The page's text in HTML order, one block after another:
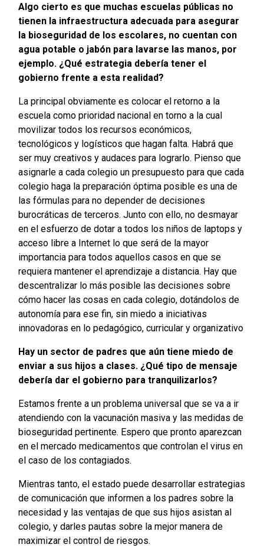
Algo cierto es que muchas escuelas públicas no
tienen la infraestructura adecuada para asegurar
la bioseguridad de los escolares, no cuentan con
agua potable o jabón para lavarse las manos, por
ejemplo. ¿Qué estrategia debería tener el
gobierno frente a esta realidad?
La principal obviamente es colocar el retorno a la
escuela como prioridad nacional en torno a la cual
movilizar todos los recursos económicos,
tecnológicos y logísticos que hagan falta. Habrá que
ser muy creativos y audaces para lograrlo. Pienso que
asignarle a cada colegio un presupuesto para que cada
colegio haga la preparación óptima posible es una de
las fórmulas para no depender de decisiones
burocráticas de terceros. Junto con ello, no desmayar
en el esfuerzo de dotar a todos los niños de laptops y
acceso libre a Internet lo que será de la mayor
importancia para todos aquellos casos en que se
requiera mantener el aprendizaje a distancia. Hay que
descentralizar lo más posible las decisiones sobre
cómo hacer las cosas en cada colegio, dotándolos de
autonomía para ese fin, sin miedo a iniciativas
innovadoras en lo pedagógico, curricular y organizativo
Hay un sector de padres que aún tiene miedo de
enviar a sus hijos a clases. ¿Qué tipo de mensaje
debería dar el gobierno para tranquilizarlos?
Estamos frente a un problema universal que se va a ir
atendiendo con la vacunación masiva y las medidas de
bioseguridad pertinente. Espero que pronto aparezcan
en el mercado medicamentos que controlan el virus en
el caso de los contagiados.
Mientras tanto, el estado puede desarrollar estrategias
de comunicación que informen a los padres sobre la
necesidad y las ventajas de que sus hijos asistan al
colegio, y darles pautas sobre la mejor manera de
maximizar el control de riesgos.